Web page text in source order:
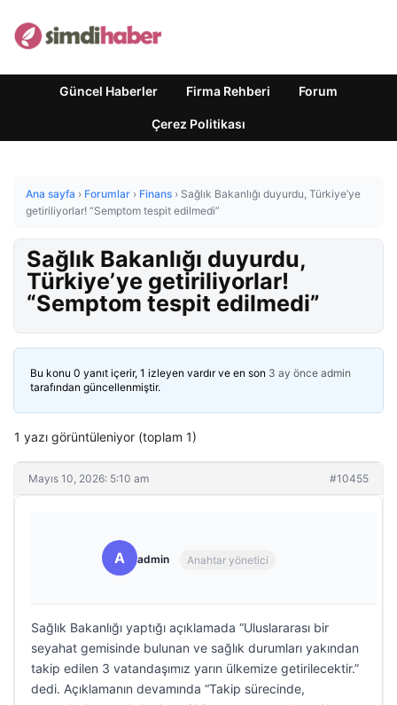
Güncel Haberler Firma Rehberi Forum
Çerez Politikası
Ana sayfa › Forumlar › Finans › Sağlık Bakanlığı duyurdu, Türkiye’ye
getiriliyorlar! “Semptom tespit edilmedi”
Sağlık Bakanlığı duyurdu,
Türkiye’ye getiriliyorlar!
“Semptom tespit edilmedi”
Bu konu 0 yanıt içerir, 1 izleyen vardır ve en son 3 ay önce admin
tarafından güncellenmiştir.
1 yazı görüntüleniyor (toplam 1)
Mayıs 10, 2026: 5:10 am #10455
A admin Anahtar yönetici
Sağlık Bakanlığı yaptığı açıklamada “Uluslararası bir
seyahat gemisinde bulunan ve sağlık durumları yakından
takip edilen 3 vatandaşımız yarın ülkemize getirilecektir.”
dedi. Açıklamanın devamında “Takip sürecinde,